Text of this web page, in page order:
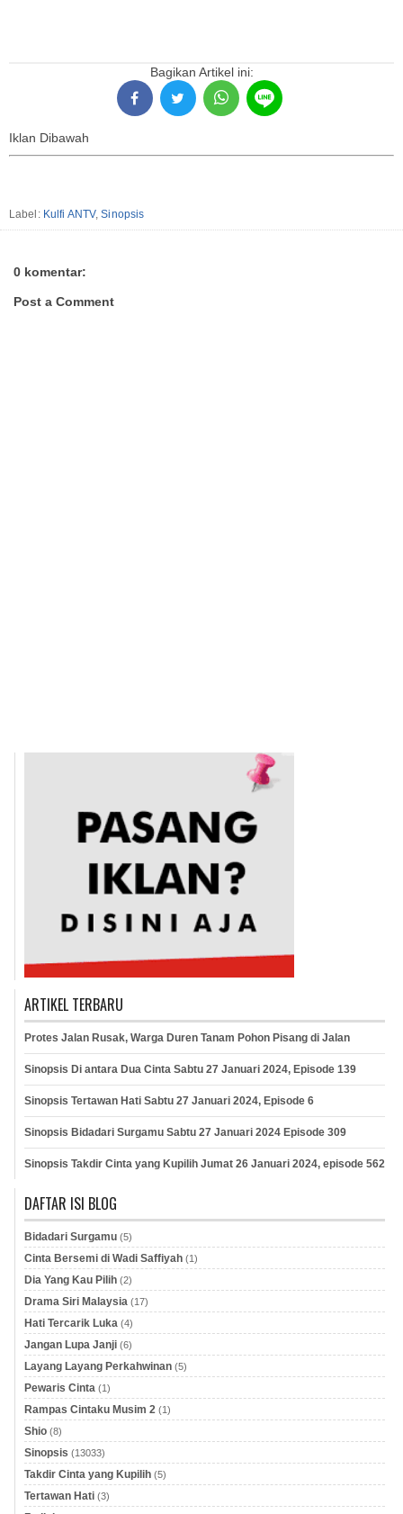
Bagikan Artikel ini:
Iklan Dibawah
Label: Kulfi ANTV,Sinopsis
0 komentar:
Post a Comment
ARTIKEL TERBARU
Protes Jalan Rusak, Warga Duren Tanam Pohon Pisang di Jalan
Sinopsis Di antara Dua Cinta Sabtu 27 Januari 2024, Episode 139
Sinopsis Tertawan Hati Sabtu 27 Januari 2024, Episode 6
Sinopsis Bidadari Surgamu Sabtu 27 Januari 2024 Episode 309
Sinopsis Takdir Cinta yang Kupilih Jumat 26 Januari 2024, episode 562
DAFTAR ISI BLOG
Bidadari Surgamu (5)
Cinta Bersemi di Wadi Saffiyah (1)
Dia Yang Kau Pilih (2)
Drama Siri Malaysia (17)
Hati Tercarik Luka (4)
Jangan Lupa Janji (6)
Layang Layang Perkahwinan (5)
Pewaris Cinta (1)
Rampas Cintaku Musim 2 (1)
Shio (8)
Sinopsis (13033)
Takdir Cinta yang Kupilih (5)
Tertawan Hati (3)